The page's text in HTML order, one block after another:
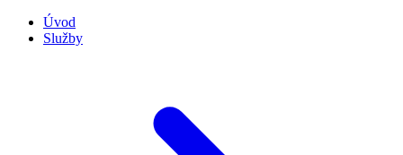
Úvod
Služby